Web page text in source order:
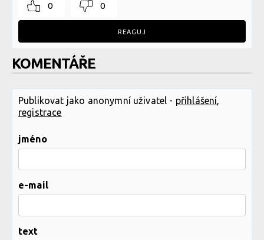
0 0
REAGUJ
KOMENTÁŘE
Publikovat jako anonymní uživatel - přihlášení,
registrace
jméno
e-mail
text